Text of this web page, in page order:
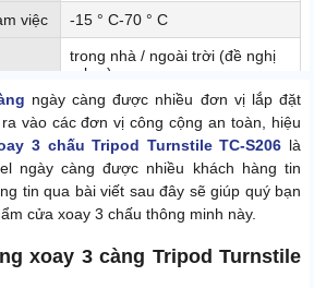
việc -15 ° C-70 ° C
trong nhà / ngoài trời (đề nghị
arbor)
L420mm * W330mm *
H1000mm
dưới 600mm
chấm công, chức năng chụp
ảnh, v.v.
ngày càng được nhiều đơn vị lắp đặt
vào các đơn vị công cộng an toàn, hiệu
3 chấu Tripod Turnstile TC-S206 là
ngày càng được nhiều khách hàng tin
tin qua bài viết sau đây sẽ giúp quý bạn
cửa xoay 3 chấu thông minh này.
xoay 3 càng Tripod Turnstile